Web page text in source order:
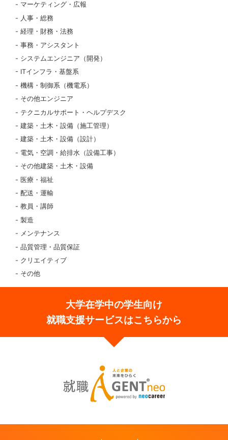
マーケティング・広報
人事・総務
経理・財務・法務
事務・アシスタント
システムエンジニア（開発）
ITインフラ・基盤系
機構・制御系（機電系）
その他エンジニア
テクニカルサポート・ヘルプデスク
建築・土木・設備（施工管理）
建築・土木・設備（設計）
電気・空調・給排水（設備工事）
その他建築・土木・設備
医療・福祉
配送・運輸
教員・講師
製造
メンテナンス
品質管理・品質保証
クリエイティブ
その他
大学在学中の学生向け
就職支援サービスはこちらから